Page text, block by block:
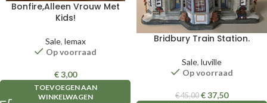
Bonfire,Alleen Vrouw Met
Kids!
Sale, lemax
Op voorraad
€3,00
TOEVOEGEN AAN
WINKELWAGEN
Bridbury Train Station.
Sale, luville
Op voorraad
€45,00 €37,50